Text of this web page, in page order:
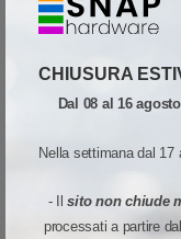
CHIUSURA
Dal 08 al 16
Nella settimana dal 17
- Ilsito non chiude
processati a partire
Inchiostrazione
Piega ogni
Tacca nera